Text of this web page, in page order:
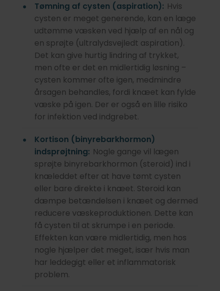
Tømning af cysten (aspiration): Hvis
cysten er meget generende, kan en læge
udtømme væsken ved hjælp af en nål og
en sprøjte (ultralydsvejledt aspiration).
Det kan give hurtig lindring af trykket,
men ofte er det en midlertidig løsning –
cysten kommer ofte igen, medmindre
årsagen behandles, fordi knæet kan fylde
væske på igen. Der er også en lille risiko
for infektion ved indgrebet.
Kortison (binyrebarkhormon)
indsprøjtning: Nogle gange vil lægen
sprøjte binyrebarkhormon (steroid) ind i
knæleddet efter at have tømt cysten
eller bare direkte i knæet. Steroid kan
dæmpe betændelsen i knæet og dermed
reducere væskeproduktionen. Dette kan
få cysten til at skrumpe i en periode.
Effekten kan være midlertidig, men hos
nogle hjælper det meget, især hvis man
har leddegigt eller et inflammatorisk
problem.